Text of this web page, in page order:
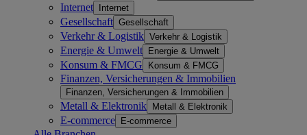
Internet Internet
Gesellschaft Gesellschaft
Verkehr & Logistik Verkehr & Logistik
Energie & Umwelt Energie & Umwelt
Konsum & FMCG Konsum & FMCG
Finanzen, Versicherungen & Immobilien
Finanzen, Versicherungen & Immobilien
Metall & Elektronik Metall & Elektronik
E-commerce E-commerce